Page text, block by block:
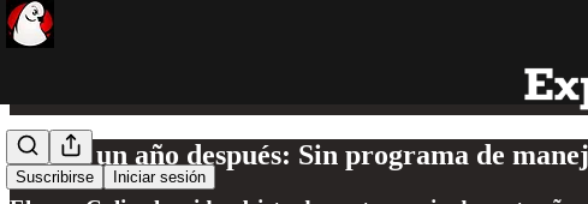
Suscribirse Iniciar sesión
Calica un año después: Sin programa de